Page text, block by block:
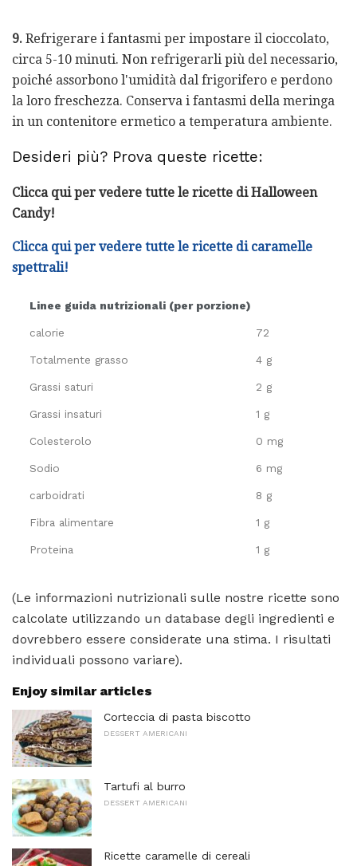
9. Refrigerare i fantasmi per impostare il cioccolato,
circa 5-10 minuti. Non refrigerarli più del necessario,
poiché assorbono l'umidità dal frigorifero e perdono
la loro freschezza. Conserva i fantasmi della meringa
in un contenitore ermetico a temperatura ambiente.
Desideri più? Prova queste ricette:
Clicca qui per vedere tutte le ricette di Halloween
Candy!
Clicca qui per vedere tutte le ricette di caramelle
spettrali!
Linee guida nutrizionali (per porzione)
calorie 72
Totalmente grasso 4 g
Grassi saturi 2 g
Grassi insaturi 1 g
Colesterolo 0 mg
Sodio 6 mg
carboidrati 8 g
Fibra alimentare 1 g
Proteina 1 g
(Le informazioni nutrizionali sulle nostre ricette sono
calcolate utilizzando un database degli ingredienti e
dovrebbero essere considerate una stima. I risultati
individuali possono variare).
Enjoy similar articles
Corteccia di pasta biscotto
DESSERT AMERICANI
Tartufi al burro
DESSERT AMERICANI
Ricette caramelle di cereali